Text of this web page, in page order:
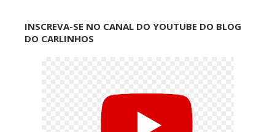
INSCREVA-SE NO CANAL DO YOUTUBE DO BLOG
DO CARLINHOS